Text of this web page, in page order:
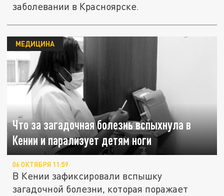
заболевании в Красноярске.
Что за загадочная болезнь вспыхнула в
Кении и парализует детям ноги
МЕДИЦИНА
06 ОКТЯБРЯ 11:59
В Кении зафиксировали вспышку
загадочной болезни, которая поражает